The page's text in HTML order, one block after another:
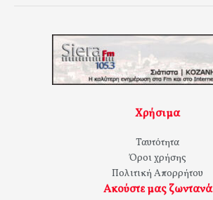
Χρήσιμα
Ταυτότητα
Όροι χρήσης
Πολιτική Απορρήτου
Ακούστε μας ζωντανά